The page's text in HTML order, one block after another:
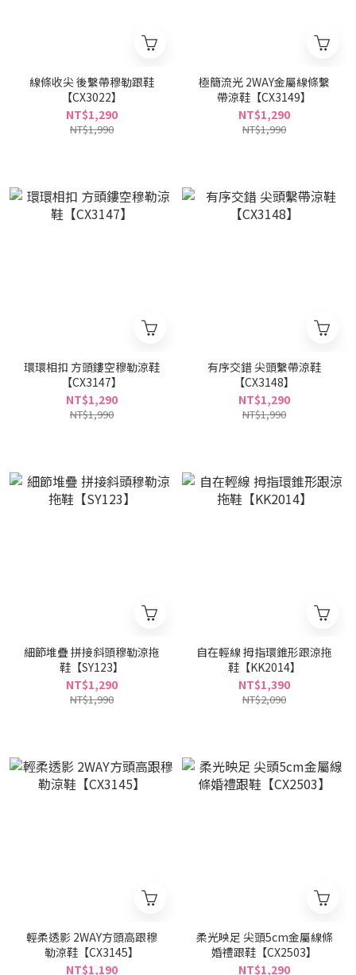
線條收尖 後繫帶穆勒跟鞋
【CX3022】
NT$1,290
NT$1,990
極簡流光 2WAY金屬線條繫
帶涼鞋【CX3149】
NT$1,290
NT$1,990
環環相扣 方頭鏤空穆勒涼鞋
【CX3147】
NT$1,290
NT$1,990
有序交錯 尖頭繫帶涼鞋
【CX3148】
NT$1,290
NT$1,990
細節堆疊 拼接斜頭穆勒涼拖
鞋【SY123】
NT$1,290
NT$1,990
自在輕線 拇指環錐形跟涼拖
鞋【KK2014】
NT$1,390
NT$2,090
輕柔透影 2WAY方頭高跟穆
勒涼鞋【CX3145】
NT$1,190
柔光映足 尖頭5cm金屬線條
婚禮跟鞋【CX2503】
NT$1,290